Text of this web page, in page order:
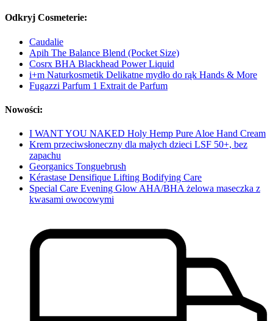
Odkryj Cosmeterie:
Caudalie
Apih The Balance Blend (Pocket Size)
Cosrx BHA Blackhead Power Liquid
i+m Naturkosmetik Delikatne mydło do rąk Hands & More
Fugazzi Parfum 1 Extrait de Parfum
Nowości:
I WANT YOU NAKED Holy Hemp Pure Aloe Hand Cream
Krem przeciwsłoneczny dla małych dzieci LSF 50+, bez
zapachu
Georganics Tonguebrush
Kérastase Densifique Lifting Bodifying Care
Special Care Evening Glow AHA/BHA żelowa maseczka z
kwasami owocowymi